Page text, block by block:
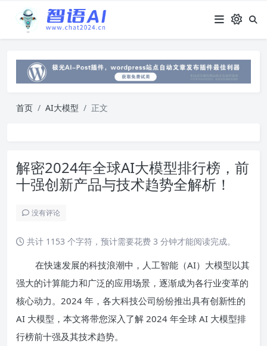
首页 AI大模型 正文
解密2024年全球AI大模型排行榜，前
十强创新产品与技术趋势全解析！
没有评论
共计 1153 个字符，预计需要花费 3 分钟才能阅读完成。
在快速发展的科技浪潮中，人工智能（AI）大模型以其
强大的计算能力和广泛的应用场景，逐渐成为各行业变革的
核心动力。2024 年，各大科技公司纷纷推出具有创新性的
AI 大模型，本文将带您深入了解 2024 年全球 AI 大模型排
行榜前十强及其技术趋势。